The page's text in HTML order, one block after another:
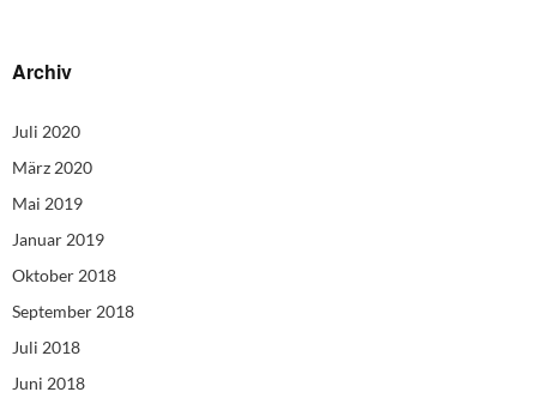
Archiv
Juli 2020
März 2020
Mai 2019
Januar 2019
Oktober 2018
September 2018
Juli 2018
Juni 2018